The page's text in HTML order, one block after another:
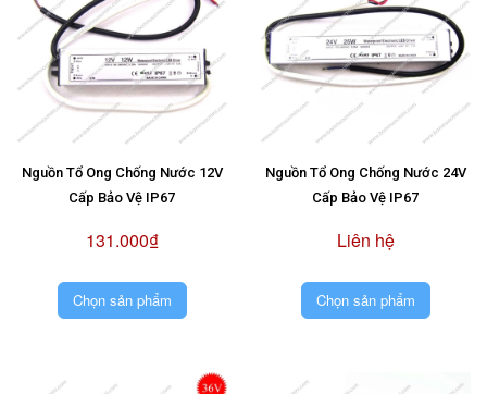
Nguồn Tổ Ong Chống Nước 12V
Cấp Bảo Vệ IP67
131.000₫
Chọn sản phẩm
Nguồn Tổ Ong Chống Nước 24V
Cấp Bảo Vệ IP67
Liên hệ
Chọn sản phẩm